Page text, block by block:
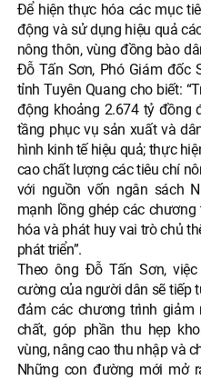
Để hiện thực hóa các mục
động và sử dụng hiệu quả
nông thôn, vùng đồng bào
Đỗ Tấn Sơn, Phó Giám đốc
tỉnh Tuyên Quang cho biết:
động khoảng 2.674 tỷ đồng
tầng phục vụ sản xuất và
hình kinh tế hiệu quả; thực
cao chất lượng các tiêu chí
với nguồn vốn ngân sách
mạnh lồng ghép các
hóa và phát huy vai trò chủ
phát triển”.
Theo ông Đỗ Tấn Sơn,
cường của người dân sẽ tiếp
đảm các chương trình giảm
chất, góp phần thu hẹp
vùng, nâng cao thu nhập và
Những con đường mới mở